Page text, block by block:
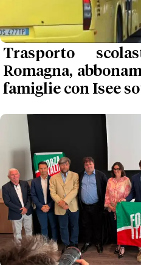
Trasporto
Romagna,
famiglie con Isee